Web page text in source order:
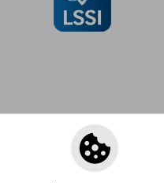
Suscríbete para recibir ofertas y
promociones